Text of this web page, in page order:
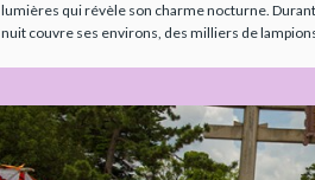
lumières qui révèle son charme nocturne.
nuit couvre ses environs, des milliers de